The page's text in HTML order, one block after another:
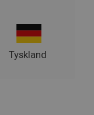
Tyskland